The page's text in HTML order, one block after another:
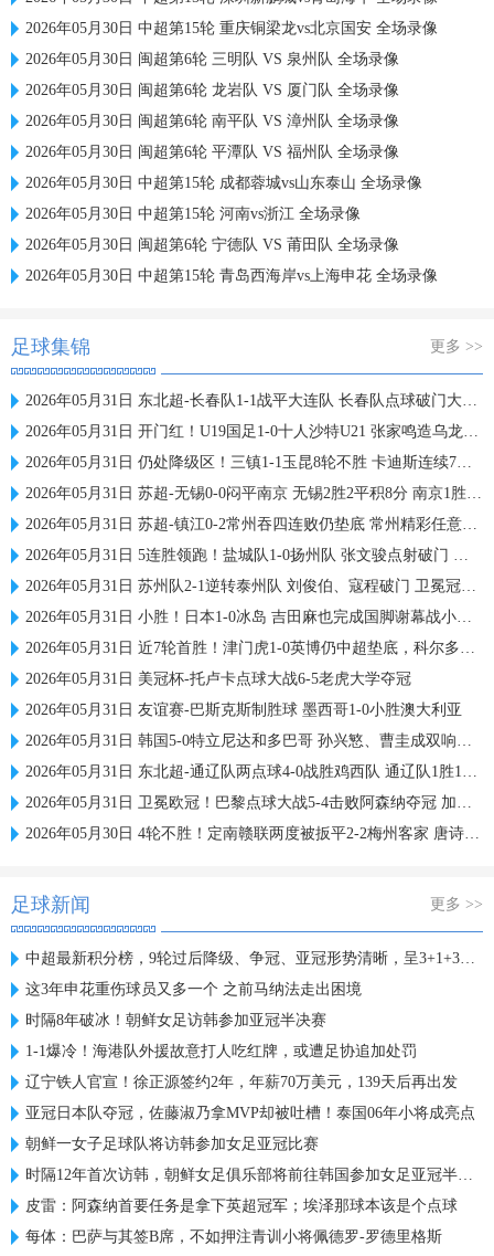
2026年05月30日 中超第15轮 重庆铜梁龙vs北京国安 全场录像
2026年05月30日 闽超第6轮 三明队 VS 泉州队 全场录像
2026年05月30日 闽超第6轮 龙岩队 VS 厦门队 全场录像
2026年05月30日 闽超第6轮 南平队 VS 漳州队 全场录像
2026年05月30日 闽超第6轮 平潭队 VS 福州队 全场录像
2026年05月30日 中超第15轮 成都蓉城vs山东泰山 全场录像
2026年05月30日 中超第15轮 河南vs浙江 全场录像
2026年05月30日 闽超第6轮 宁德队 VS 莆田队 全场录像
2026年05月30日 中超第15轮 青岛西海岸vs上海申花 全场录像
足球集锦 更多 >>
2026年05月31日 东北超-长春队1-1战平大连队 长春队点球破门大连队补射扳平
2026年05月31日 开门红！U19国足1-0十人沙特U21 张家鸣造乌龙下轮战民主刚果U23
2026年05月31日 仍处降级区！三镇1-1玉昆8轮不胜 卡迪斯连续7场破门黄紫昌扳平
2026年05月31日 苏超-无锡0-0闷平南京 无锡2胜2平积8分 南京1胜2平1负积5分
2026年05月31日 苏超-镇江0-2常州吞四连败仍垫底 常州精彩任意球配合李霄鹏破门
2026年05月31日 5连胜领跑！盐城队1-0扬州队 张文骏点射破门 扬州队5场仅1胜
2026年05月31日 苏州队2-1逆转泰州队 刘俊伯、寇程破门 卫冕冠军新赛季1胜3负
2026年05月31日 小胜！日本1-0冰岛 吉田麻也完成国脚谢幕战小川航基替补头球绝杀
2026年05月31日 近7轮首胜！津门虎1-0英博仍中超垫底，科尔多瓦处子球制胜
2026年05月31日 美冠杯-托卢卡点球大战6-5老虎大学夺冠
2026年05月31日 友谊赛-巴斯克斯制胜球 墨西哥1-0小胜澳大利亚
2026年05月31日 韩国5-0特立尼达和多巴哥 孙兴慜、曹圭成双响曹侑珉、裴峻浩伤退
2026年05月31日 东北超-通辽队两点球4-0战胜鸡西队 通辽队1胜1平鸡西队遭遇2连败
2026年05月31日 卫冕欧冠！巴黎点球大战5-4击败阿森纳夺冠 加布里埃尔、埃泽失点
2026年05月30日 4轮不胜！定南赣联两度被扳平2-2梅州客家 唐诗世界波冯刚破门
足球新闻 更多 >>
中超最新积分榜，9轮过后降级、争冠、亚冠形势清晰，呈3+1+3格局
这3年申花重伤球员又多一个 之前马纳法走出困境
时隔8年破冰！朝鲜女足访韩参加亚冠半决赛
1-1爆冷！海港队外援故意打人吃红牌，或遭足协追加处罚
辽宁铁人官宣！徐正源签约2年，年薪70万美元，139天后再出发
亚冠日本队夺冠，佐藤淑乃拿MVP却被吐槽！泰国06年小将成亮点
朝鲜一女子足球队将访韩参加女足亚冠比赛
时隔12年首次访韩，朝鲜女足俱乐部将前往韩国参加女足亚冠半决赛
皮雷：阿森纳首要任务是拿下英超冠军；埃泽那球本该是个点球
每体：巴萨与其签B席，不如押注青训小将佩德罗-罗德里格斯